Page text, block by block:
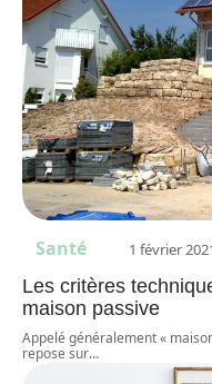
Santé 1 février
Les critères
maison passive
Appelé généralement «
repose sur…